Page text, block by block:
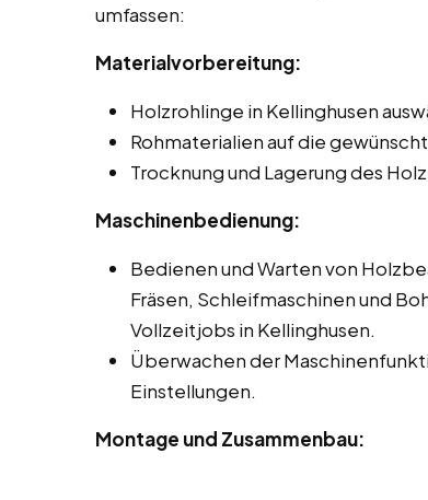
umfassen:
Materialvorbereitung:
Holzrohlinge in Kellinghusen
Rohmaterialien auf die
Trocknung und Lagerung des
Maschinenbedienung:
Bedienen und Warten von
Fräsen, Schleifmaschinen und
Vollzeitjobs in Kellinghusen.
Überwachen der
Einstellungen.
Montage und Zusammenbau: